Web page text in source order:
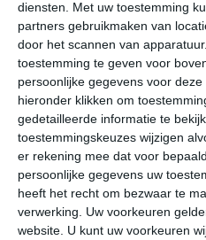
diensten.
Met uw toestemming
partners gebruikmaken van
door het scannen van
toestemming te geven voor
persoonlijke gegevens voor
hieronder klikken om
gedetailleerde informatie te
toestemmingskeuzes wijzigen
er rekening mee dat voor
persoonlijke gegevens uw
heeft het recht om bezwaar te
verwerking. Uw voorkeuren
website. U kunt uw voorkeuren
ma
31°
di
31°C 31°C
14:00 17:00